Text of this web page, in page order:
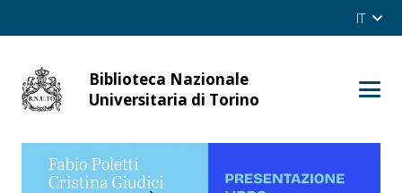
IT
Biblioteca Nazionale
Universitaria di Torino
Site
OPAC